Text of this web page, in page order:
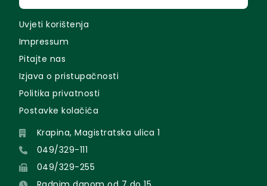
Uvjeti korištenja
Impressum
Pitajte nas
Izjava o pristupačnosti
Politika privatnosti
Postavke kolačića
Krapina, Magistratska ulica 1
049/329-111
049/329-255